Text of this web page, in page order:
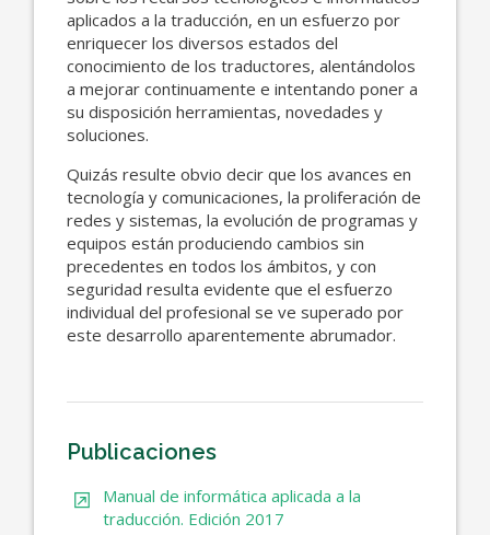
aplicados a la traducción, en un esfuerzo por
enriquecer los diversos estados del
conocimiento de los traductores, alentándolos
a mejorar continuamente e intentando poner a
su disposición herramientas, novedades y
soluciones.
Quizás resulte obvio decir que los avances en
tecnología y comunicaciones, la proliferación de
redes y sistemas, la evolución de programas y
equipos están produciendo cambios sin
precedentes en todos los ámbitos, y con
seguridad resulta evidente que el esfuerzo
individual del profesional se ve superado por
este desarrollo aparentemente abrumador.
Publicaciones
Manual de informática aplicada a la
traducción. Edición 2017